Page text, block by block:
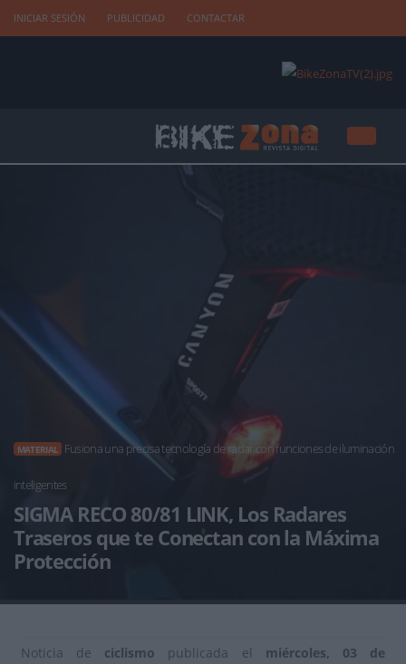
INICIAR SESIÓN PUBLICIDAD CONTACTAR
MATERIAL Fusiona una precisa tecnología de radar con funciones de iluminación
inteligentes
SIGMA RECO 80/81 LINK, Los Radares
Traseros que te Conectan con la Máxima
Protección
Noticia de ciclismo publicada el miércoles, 03 de